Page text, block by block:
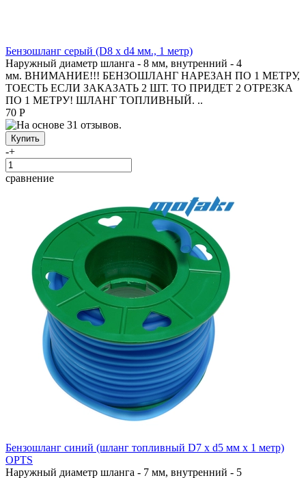
Бензошланг серый (D8 x d4 мм., 1 метр)
Наружный диаметр шланга - 8 мм, внутренний - 4
мм. ВНИМАНИЕ!!! БЕНЗОШЛАНГ НАРЕЗАН ПО 1 МЕТРУ,
ТОЕСТЬ ЕСЛИ ЗАКАЗАТЬ 2 ШТ. ТО ПРИДЕТ 2 ОТРЕЗКА
ПО 1 МЕТРУ! ШЛАНГ ТОПЛИВНЫЙ. ..
70 Р
-+
сравнение
Бензошланг синий (шланг топливный D7 x d5 мм x 1 метр)
OPTS
Наружный диаметр шланга - 7 мм, внутренний - 5